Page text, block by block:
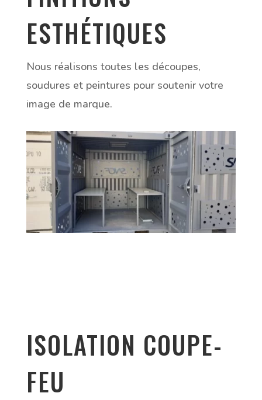
ESTHÉTIQUES
Nous réalisons toutes les découpes,
soudures et peintures pour soutenir votre
image de marque.
ISOLATION COUPE-
FEU